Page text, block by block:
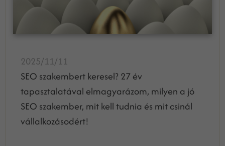
2025/11/11
SEO szakembert keresel? 27 év
tapasztalatával elmagyarázom, milyen a jó
SEO szakember, mit kell tudnia és mit csinál
vállalkozásodért!